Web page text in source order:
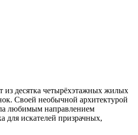
из десятка четырёхэтажных жилых
Своей необычной архитектурой
любимым направлением
для искателей призрачных,